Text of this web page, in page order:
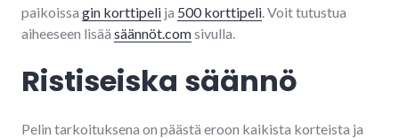
paikoissa gin korttipeli ja 500 korttipeli. Voit tutustua
aiheeseen lisää säännöt.comsivulla.
Ristiseiska säännö
Pelin tarkoituksena on päästä eroon kaikista korteista ja